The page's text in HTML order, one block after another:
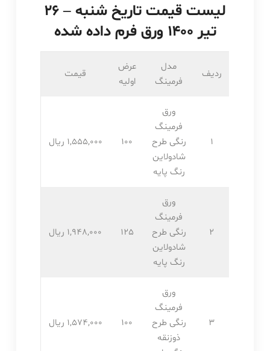
لیست قیمت تاریخ شنبه – ۲۶
تیر ۱۴۰۰ ورق فرم داده شده
ردیف
مدل
فرمینگ
عرض
اولیه
قیمت
1
ورق
فرمینگ
رنگی طرح
شادولاین
رنگ پایه
100 1,555,۰۰۰ ریال
2
ورق
فرمینگ
رنگی طرح
شادولاین
رنگ پایه
125 1,948,۰۰۰ ریال
3
ورق
فرمینگ
رنگی طرح
ذوزنقه
100 1,574,۰۰۰ ریال